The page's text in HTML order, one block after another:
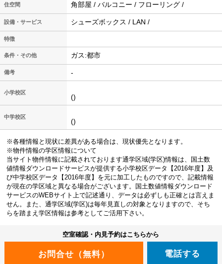
住空間 角部屋 / バルコニー / フローリング /
設備・サービス シューズボックス / LAN /
特徴
条件・その他 ガス:都市
備考 -
小学校区
()
中学校区
()
※各種情報と現状に差異がある場合は、現状優先となります。
※物件情報の学区情報について
当サイト物件情報に記載されております通学区域(学区)情報は、国土数
値情報ダウンロードサービスが提供する小学校区データ【2016年度】及
び中学校区データ【2016年度】を元に加工したものですので、記載情報
が現在の学区域と異なる場合がございます。国土数値情報ダウンロード
サービスのWEBサイト上で記述通り、データは必ずしも正確とは言えま
せん。また、通学区域(学区)は毎年見直しの対象となりますので、そち
らを踏まえ学区情報は参考としてご活用下さい。
空室確認・内見予約はこちらから
電話する